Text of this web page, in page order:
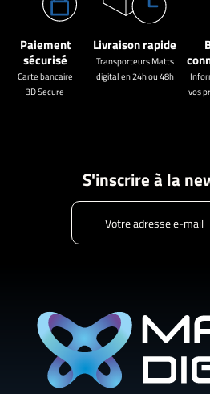
Paiement
sécurisé
Carte bancaire
3D Secure
Livraison rapide
Transporteurs Matts
digital en 24h ou 48h
vos
S'inscrire à la